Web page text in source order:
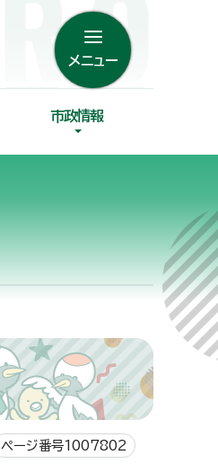
メニュー
市政情報
ページ番号1007802